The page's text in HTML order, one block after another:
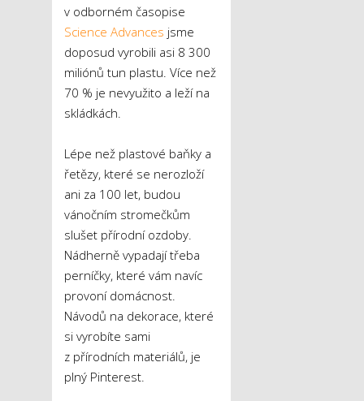
v odborném časopise
Science Advances jsme
doposud vyrobili asi 8 300
miliónů tun plastu. Více než
70 % je nevyužito a leží na
skládkách.
Lépe než plastové baňky a
řetězy, které se nerozloží
ani za 100 let, budou
vánočním stromečkům
slušet přírodní ozdoby.
Nádherně vypadají třeba
perníčky, které vám navíc
provoní domácnost.
Návodů na dekorace, které
si vyrobíte sami
z přírodních materiálů, je
plný Pinterest.